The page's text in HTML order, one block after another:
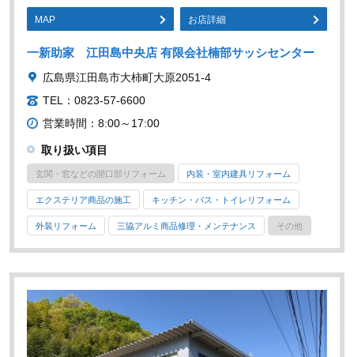
MAP お店詳細
一新助家 江田島中央店 有限会社楠部サッシセンター
広島県江田島市大柿町大原2051-4
TEL：0823-57-6600
営業時間：8:00～17:00
取り扱い項目
玄関・窓などの開口部リフォーム 内装・室内建具リフォーム
エクステリア商品の施工 キッチン・バス・トイレリフォーム
外装リフォーム 三協アルミ商品修理・メンテナンス その他